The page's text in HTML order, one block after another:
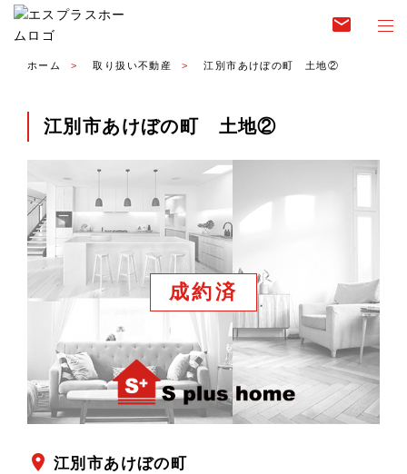
email
ホーム 取り扱い不動産 江別市あけぼの町 土地②
江別市あけぼの町 土地②
成約済
location_on 江別市あけぼの町